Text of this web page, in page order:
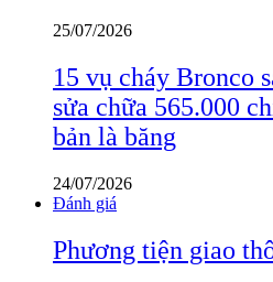
25/07/2026
15 vụ cháy Bronco
sửa chữa 565.000
bản là băng
24/07/2026
Đánh giá
Phương tiện giao